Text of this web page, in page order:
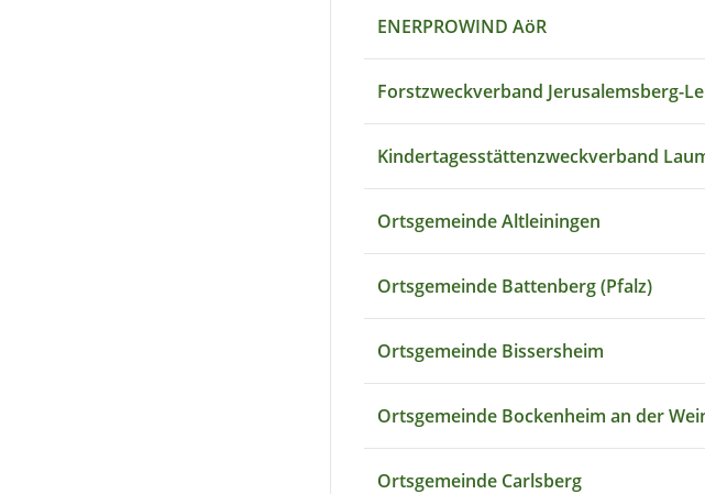
ENERPROWIND AöR
Forstzweckverband Jerusalemsberg-
Kindertagesstättenzweckverband
Ortsgemeinde Altleiningen
Ortsgemeinde Battenberg (Pfalz)
Ortsgemeinde Bissersheim
Ortsgemeinde Bockenheim an der
Ortsgemeinde Carlsberg